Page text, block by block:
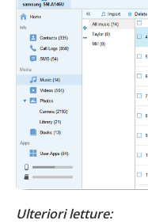
Ulteriori letture: